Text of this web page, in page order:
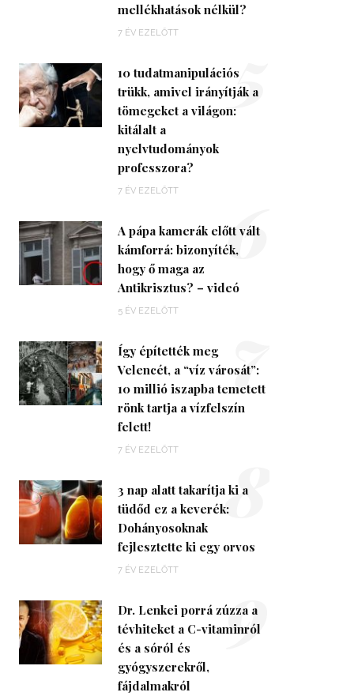
mellékhatások nélkül?
7 ÉV EZELŐTT
10 tudatmanipulációs
trükk, amivel irányítják a
tömegeket a világon:
kitálalt a
nyelvtudományok
professzora?
7 ÉV EZELŐTT
5
A pápa kamerák előtt vált
kámforrá: bizonyíték,
hogy ő maga az
Antikrisztus? – videó
5 ÉV EZELŐTT
6
Így építették meg
Velencét, a “víz városát”:
10 millió iszapba temetett
rönk tartja a vízfelszín
felett!
7 ÉV EZELŐTT
7
3 nap alatt takarítja ki a
tüdőd ez a keverék:
Dohányosoknak
fejlesztette ki egy orvos
7 ÉV EZELŐTT
8
Dr. Lenkei porrá zúzza a
tévhiteket a C-vitaminról
és a sóról és
gyógyszerekről,
fájdalmakról
9